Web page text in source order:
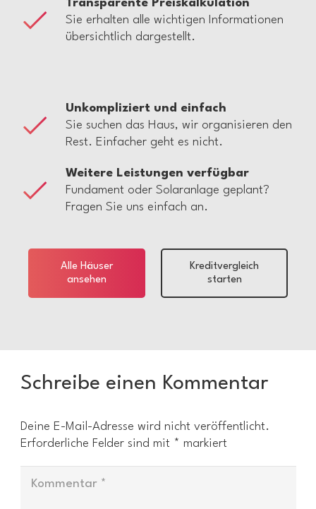
Transparente Preiskalkulation
Sie erhalten alle wichtigen Informationen
übersichtlich dargestellt.
Unkompliziert und einfach
Sie suchen das Haus, wir organisieren den
Rest. Einfacher geht es nicht.
Weitere Leistungen verfügbar
Fundament oder Solaranlage geplant?
Fragen Sie uns einfach an.
Alle Häuser
ansehen
Kreditvergleich
starten
Schreibe einen Kommentar
Deine E-Mail-Adresse wird nicht veröffentlicht.
Erforderliche Felder sind mit * markiert